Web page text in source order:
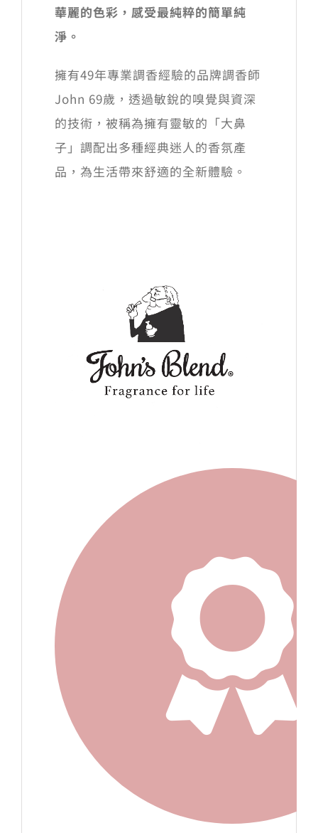
華麗的色彩，感受最純粹的簡單純
淨。
擁有49年專業調香經驗的品牌調香師
John 69歲，透過敏銳的嗅覺與資深
的技術，被稱為擁有靈敏的「大鼻
子」調配出多種經典迷人的香氛產
品，為生活帶來舒適的全新體驗。